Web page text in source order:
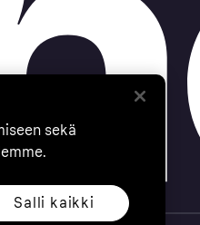
sekä
Salli kaikki